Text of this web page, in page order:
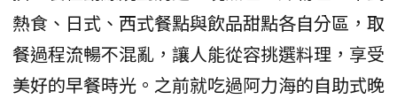
熱食、日式、西式餐點與飲品甜點各自分區，取
餐過程流暢不混亂，讓人能從容挑選料理，享受
美好的早餐時光。之前就吃過阿力海的自助式晚